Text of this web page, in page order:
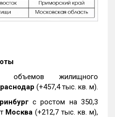
объемов жилищного
(+457,4 тыс. кв. м).
с ростом на 350,3
Москва (+212,7 тыс. кв. м),